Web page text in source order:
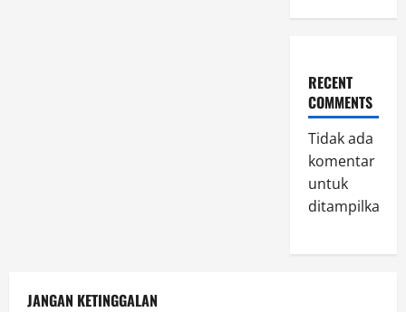
RECENT
COMMENTS
Tidak ada
komentar
untuk
ditampilkan.
JANGAN KETINGGALAN